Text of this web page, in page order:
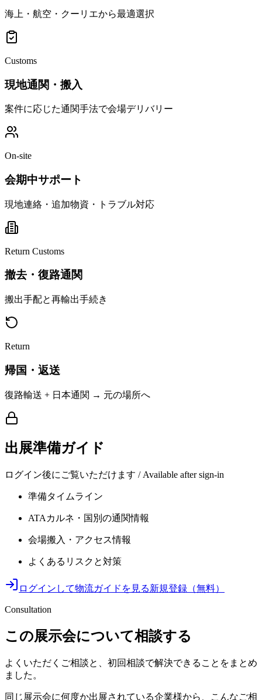
海上・航空・クーリエから最適選択
Customs
現地通関・搬入
案件に応じた通関手法で会場デリバリー
On-site
会期中サポート
現地連絡・追加物資・トラブル対応
Return Customs
撤去・復路通関
搬出手配と再輸出手続き
Return
帰国・返送
復路輸送 + 日本通関 → 元の場所へ
出展準備ガイド
ログイン後にご覧いただけます / Available after sign-in
準備タイムライン
ATAカルネ・国別の通関情報
会場搬入・アクセス情報
よくあるリスクと対策
ログインして物流ガイドを見る新規登録（無料）
Consultation
この展示会について相談する
よくいただくご相談と、初回相談で解決できることをまとめ
ました。
同じ展示会に何度か出展されている企業様から、こんなご相